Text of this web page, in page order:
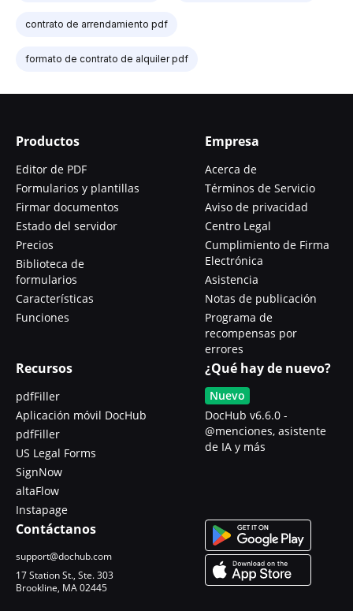
contrato de arrendamiento pdf
formato de contrato de alquiler pdf
Productos
Editor de PDF
Formularios y plantillas
Firmar documentos
Estado del servidor
Precios
Biblioteca de
formularios
Características
Funciones
Empresa
Acerca de
Términos de Servicio
Aviso de privacidad
Centro Legal
Cumplimiento de Firma
Electrónica
Asistencia
Notas de publicación
Programa de
recompensas por
errores
Recursos
pdfFiller
Aplicación móvil DocHub
pdfFiller
US Legal Forms
SignNow
altaFlow
Instapage
¿Qué hay de nuevo?
Nuevo
DocHub v6.6.0 -
@menciones, asistente
de IA y más
Contáctanos
support@dochub.com
17 Station St., Ste. 303
Brookline, MA 02445